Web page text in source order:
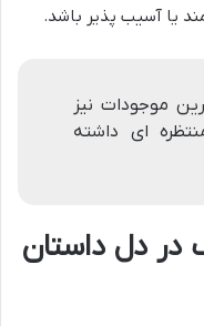
یا آسیب پذیر باشد.
موجودات نیز
ای داشته
در دل داستان